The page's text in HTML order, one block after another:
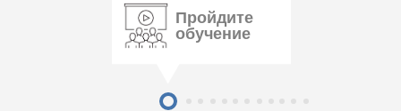
Пройдите
обучение